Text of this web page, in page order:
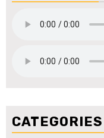
CATEGORIES